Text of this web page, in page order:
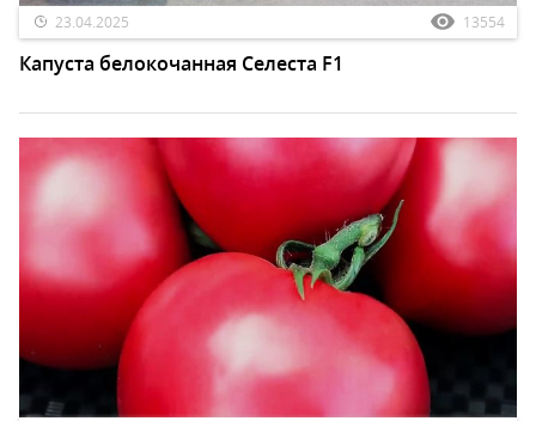
23.04.2025 13554
Капуста белокочанная Селеста F1